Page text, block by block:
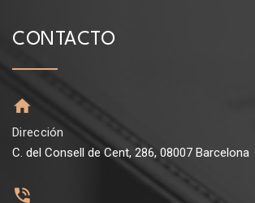
CONTACTO
Dirección
C. del Consell de Cent, 286, 08007 Barcelona